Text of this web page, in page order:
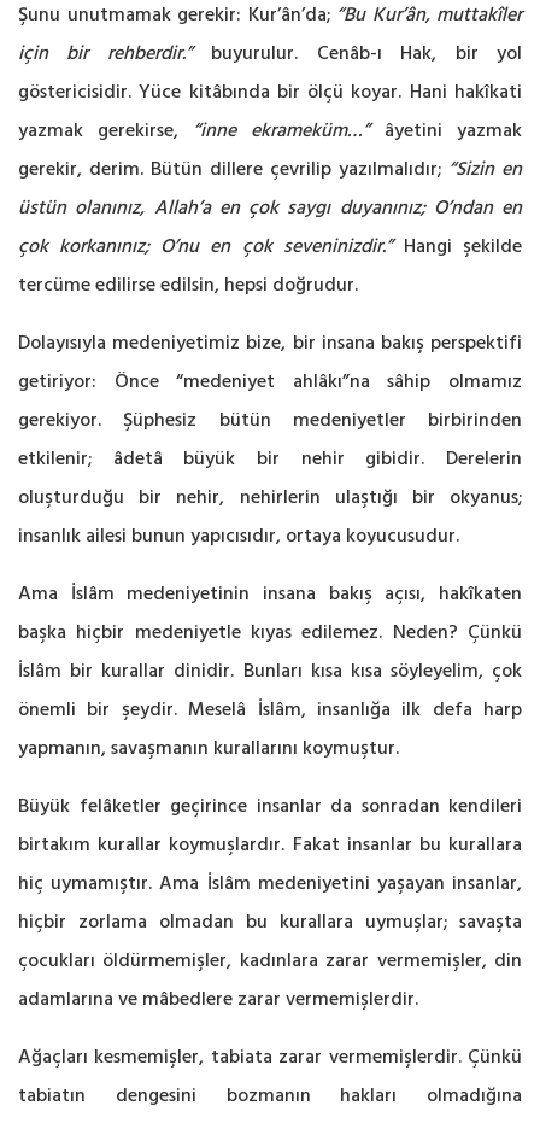
Şunu unutmamak gerekir: Kur’ân’da; “Bu Kur’ân, muttakîler
için bir rehberdir.”buyurulur. Cenâb-ı Hak, bir yol
göstericisidir. Yüce kitâbında bir ölçü koyar. Hani hakîkati
yazmak gerekirse, “inne ekrameküm…” âyetini yazmak
gerekir, derim. Bütün dillere çevrilip yazılmalıdır; “Sizin en
üstün olanınız, Allah’a en çok saygı duyanınız; O’ndan en
çok korkanınız; O’nu en çok seveninizdir.”Hangi şekilde
tercüme edilirse edilsin, hepsi doğrudur.
Dolayısıyla medeniyetimiz bize, bir insana bakış perspektifi
getiriyor: Önce “medeniyet ahlâkı”na sâhip olmamız
gerekiyor. Şüphesiz bütün medeniyetler birbirinden
etkilenir; âdetâ büyük bir nehir gibidir. Derelerin
oluşturduğu bir nehir, nehirlerin ulaştığı bir okyanus;
insanlık ailesi bunun yapıcısıdır, ortaya koyucusudur.
Ama İslâm medeniyetinin insana bakış açısı, hakîkaten
başka hiçbir medeniyetle kıyas edilemez. Neden? Çünkü
İslâm bir kurallar dinidir. Bunları kısa kısa söyleyelim, çok
önemli bir şeydir. Meselâ İslâm, insanlığa ilk defa harp
yapmanın, savaşmanın kurallarını koymuştur.
Büyük felâketler geçirince insanlar da sonradan kendileri
birtakım kurallar koymuşlardır. Fakat insanlar bu kurallara
hiç uymamıştır. Ama İslâm medeniyetini yaşayan insanlar,
hiçbir zorlama olmadan bu kurallara uymuşlar; savaşta
çocukları öldürmemişler, kadınlara zarar vermemişler, din
adamlarına ve mâbedlere zarar vermemişlerdir.
Ağaçları kesmemişler, tabiata zarar vermemişlerdir. Çünkü
tabiatın dengesini bozmanın hakları olmadığına